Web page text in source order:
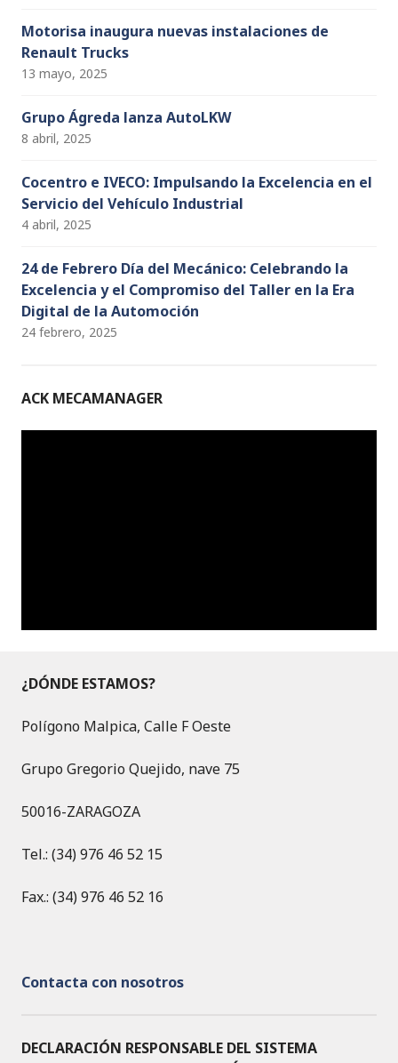
Motorisa inaugura nuevas instalaciones de
Renault Trucks
13 mayo, 2025
Grupo Ágreda lanza AutoLKW
8 abril, 2025
Cocentro e IVECO: Impulsando la Excelencia en el
Servicio del Vehículo Industrial
4 abril, 2025
24 de Febrero Día del Mecánico: Celebrando la
Excelencia y el Compromiso del Taller en la Era
Digital de la Automoción
24 febrero, 2025
ACK MECAMANAGER
¿DÓNDE ESTAMOS?
Polígono Malpica, Calle F Oeste
Grupo Gregorio Quejido, nave 75
50016-ZARAGOZA
Tel.: (34) 976 46 52 15
Fax.: (34) 976 46 52 16
Contacta con nosotros
DECLARACIÓN RESPONSABLE DEL SISTEMA